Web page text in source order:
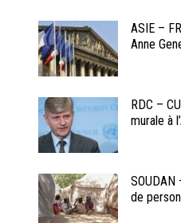
ASIE –
Anne
RDC –
murale à
SOUDAN
de